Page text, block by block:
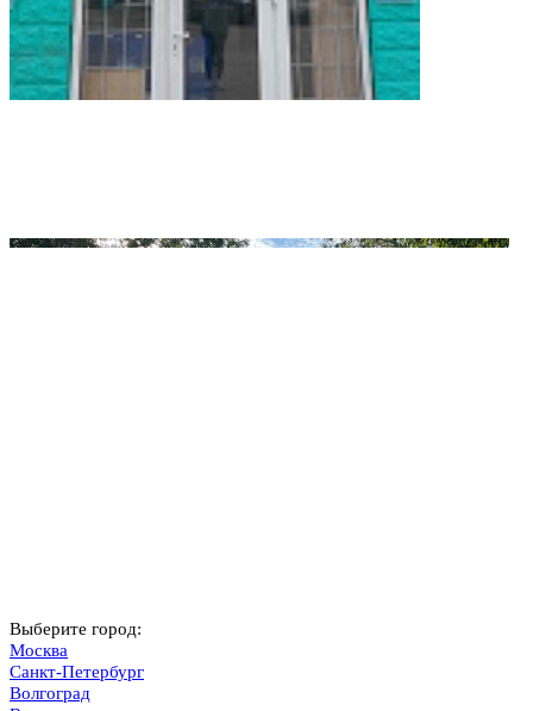
Выберите город:
Москва
Санкт-Петербург
Волгоград